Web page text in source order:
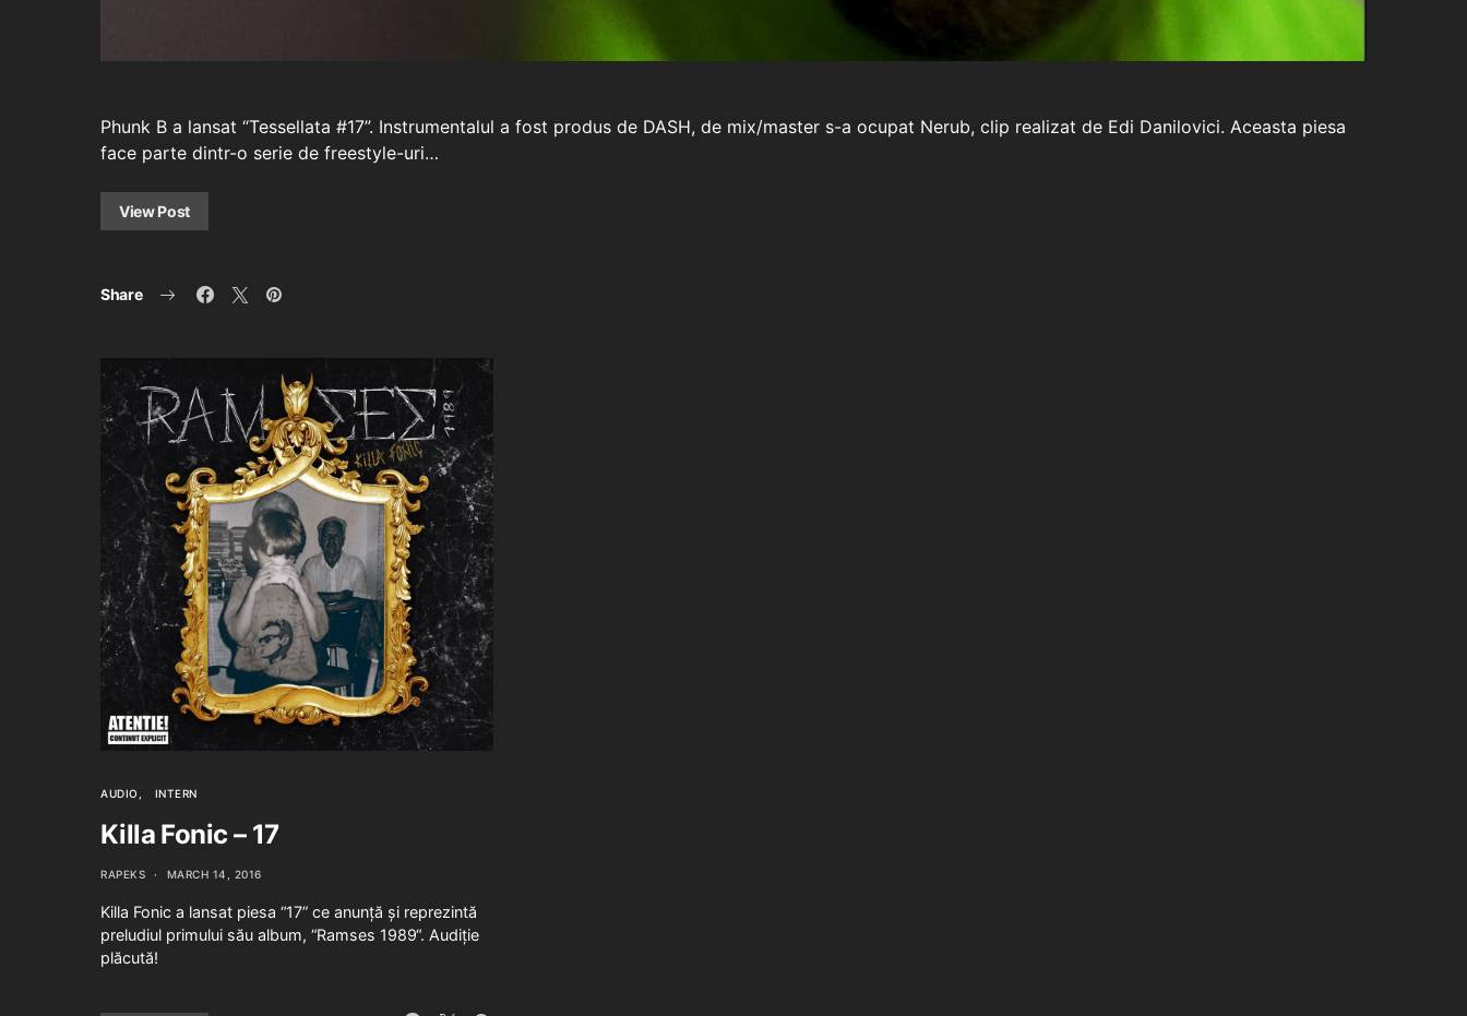
Phunk B a lansat “Tessellata #17”. Instrumentalul a fost produs de DASH, de mix/master s-a ocupat Nerub, clip realizat de Edi Danilovici. Aceasta piesa
face parte dintr-o serie de freestyle-uri…
View Post
Share
AUDIO INTERN
Killa Fonic – 17
RAPEKS MARCH 14, 2016
Killa Fonic a lansat piesa “17” ce anunță și reprezintă
preludiul primului său album, “Ramses 1989“. Audiție
plăcută!